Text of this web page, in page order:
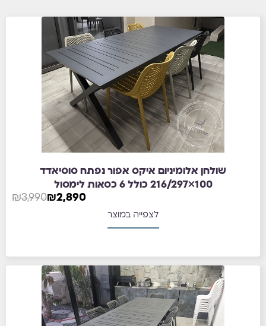
שולחן אלומיניום איקס אפור נפתח סוסיאדד
100×216/297 כולל 6 כסאות לימסול
₪3,990₪2,890
לצפייה במוצר